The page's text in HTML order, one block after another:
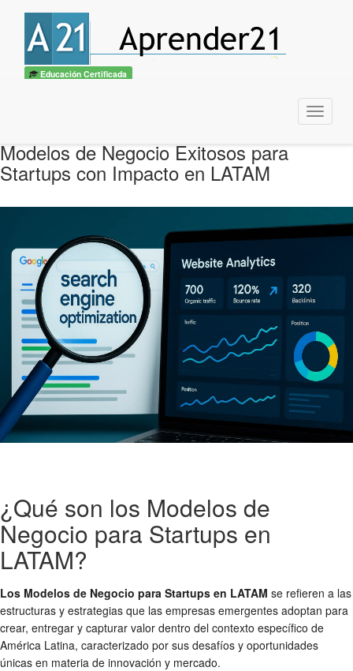
Educación Certificada
Menu
Modelos de Negocio Exitosos para
Startups con Impacto en LATAM
¿Qué son los Modelos de
Negocio para Startups en
LATAM?
Los Modelos de Negocio para Startups en LATAM se refieren a las
estructuras y estrategias que las empresas emergentes adoptan para
crear, entregar y capturar valor dentro del contexto específico de
América Latina, caracterizado por sus desafíos y oportunidades
únicas en materia de innovación y mercado.